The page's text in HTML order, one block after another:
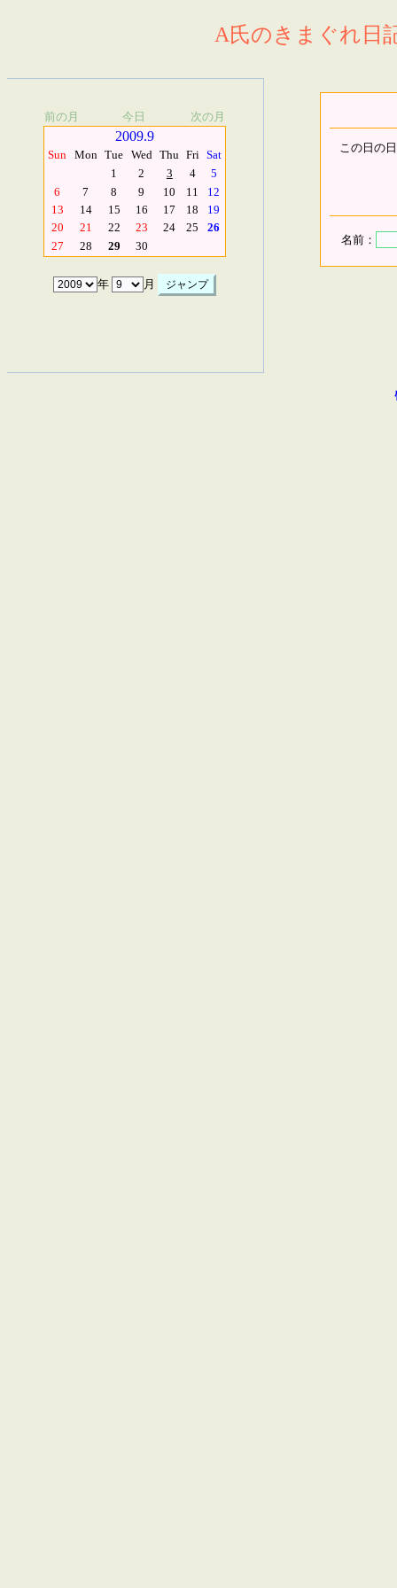
A氏のきまぐれ日
前の月 今日 次の月
2009.9
Sun Mon Tue Wed Thu Fri Sat
1
2 3 4
5
6
7 8 9 10 11
12
13
14 15 16 17 18
19
20
21 22 23 24 25
26
27
28 29 30
年 月
この日の
名前：